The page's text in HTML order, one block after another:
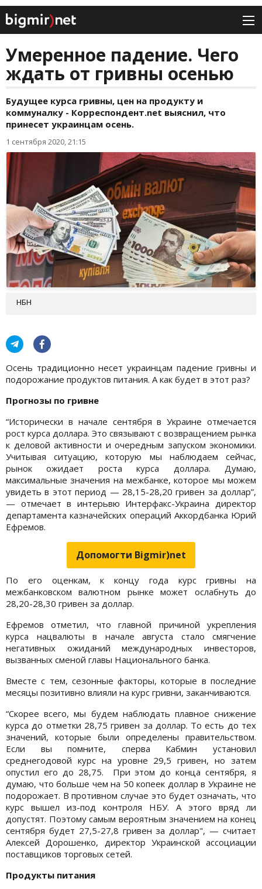
Умеренное падение. Чего
ждать от гривны осенью
Будущее курса гривны, цен на продукту и
коммуналку - Корреспондент.net выяснил, что
принесет украинцам осень.
1 сентября 2020, 21:15
НБН
Осень традиционно несет украинцам падение гривны и
подорожание продуктов питания. А как будет в этот раз?
Прогнозы по гривне
“Исторически в начале сентября в Украине отмечается
рост курса доллара. Это связывают с возвращением рынка
к деловой активности и очередным запуском экономики.
Учитывая ситуацию, которую мы наблюдаем сейчас,
рынок ожидает роста курса доллара. Думаю,
максимальные значения на межбанке, которое мы можем
увидеть в этот период — 28,15-28,20 гривен за доллар”,
— отмечает в интерьвю Интерфакс-Украина директор
департамента казначейских операций Аккордбанка Юрий
Ефремов.
Допомогти Bigmir)net
По его оценкам, к концу года курс гривны на
межбанковском валютном рынке может ослабнуть до
28,20-28,30 гривен за доллар.
Ефремов отметил, что главной причиной укрепления
курса нацвалюты в начале августа стало смягчение
негативных ожиданий международных инвесторов,
вызванных сменой главы Национального банка.
Вместе с тем, сезонные факторы, которые в последние
месяцы позитивно влияли на курс гривни, заканчиваются.
“Скорее всего, мы будем наблюдать плавное снижение
курса до отметки 28,75 гривен за доллар. То есть до тех
значений, которые были определены правительством.
Если вы помните, сперва Кабмин установил
среднегодовой курс на уровне 29,5 гривен, но затем
опустил его до 28,75. При этом до конца сентября, я
думаю, что больше чем на 50 копеек доллар в Украине не
подорожает. В противном случае это будет означать, что
курс вышел из-под контроля НБУ. А этого вряд ли
допустят. Поэтому самым вероятным значением на конец
сентября будет 27,5-27,8 гривен за доллар", — считает
Алексей Дорошенко, директор Украинской ассоциации
поставщиков торговых сетей.
Продукты питания